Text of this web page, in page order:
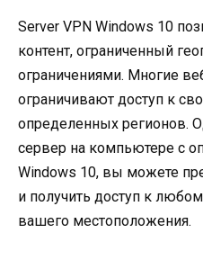
Server VPN Windows 10
контент, ограниченный
ограничениями. Многие
ограничивают доступ к
определенных регионов.
сервер на компьютере с
Windows 10, вы можете
и получить доступ к
вашего местоположения.